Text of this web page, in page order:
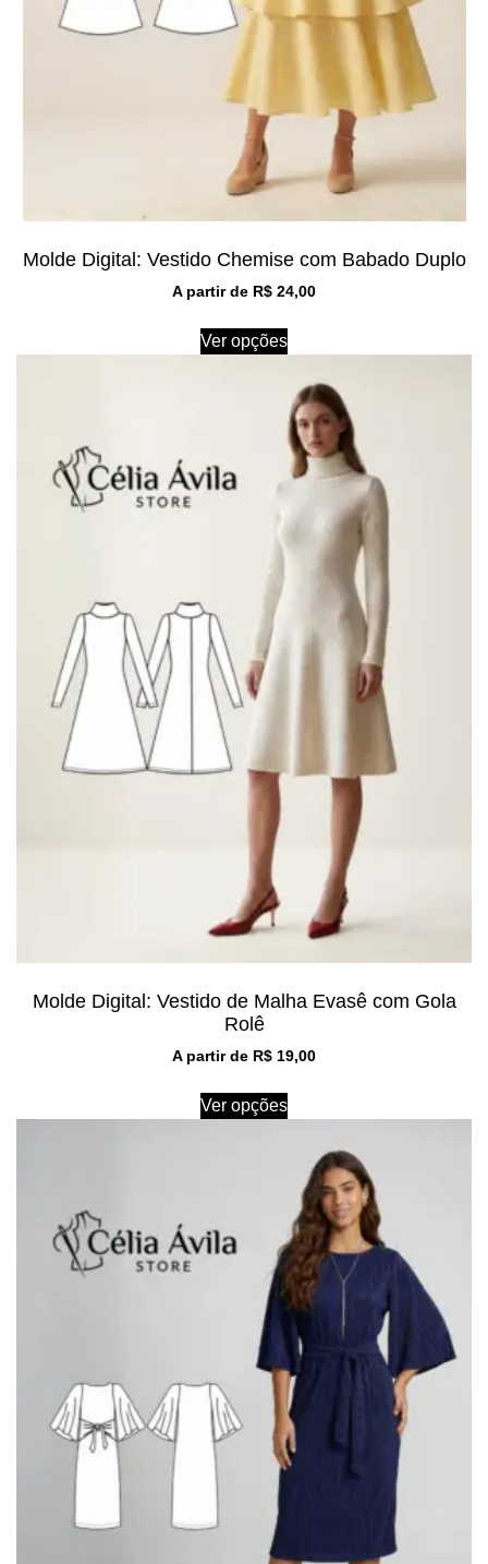
Molde Digital: Vestido Chemise com Babado Duplo
A partir de R$ 24,00
Ver opções
Molde Digital: Vestido de Malha Evasê com Gola
Rolê
A partir de R$ 19,00
Ver opções